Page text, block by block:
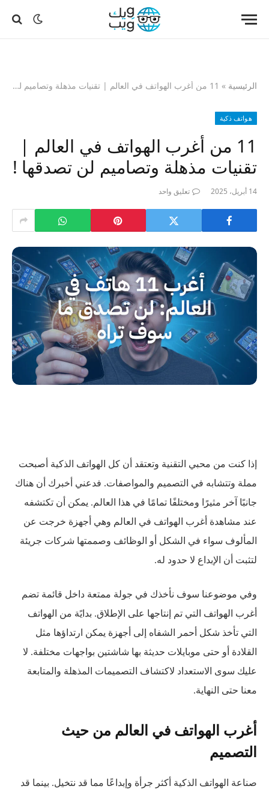
الرئيسية » 11 من أغرب الهواتف في العالم | تقنيات مذهلة وتصاميم لن تصدقها !
هواتف ذكية
11 من أغرب الهواتف في العالم |
تقنيات مذهلة وتصاميم لن تصدقها !
14 أبريل، 2025 تعليق واحد
إذا كنت من محبي التقنية وتعتقد أن كل الهواتف الذكية أصبحت
مملة وتتشابه في التصميم والمواصفات. فدعني أخبرك أن هناك
جانبًا آخر مثيرًا ومختلفًا تمامًا في هذا العالم. يمكن أن تكتشفه
عند مشاهدة أغرب الهواتف في العالم وهي أجهزة خرجت عن
المألوف سواء في الشكل أو الوظائف وصممتها شركات جريئة
لتثبت أن الإبداع لا حدود له.
وفي موضوعنا سوف نأخذك في جولة ممتعة داخل قائمة تضم
أغرب الهواتف التي تم إنتاجها على الإطلاق. بدايًة من الهواتف
التي تأخذ شكل أحمر الشفاه إلى أجهزة يمكن ارتداؤها مثل
القلادة أو حتى موبايلات حديثة بها شاشتين بواجهات مختلفة. لا
عليك سوى الاستعداد لاكتشاف التصميمات المذهلة والمتابعة
معنا حتى النهاية.
أغرب الهواتف في العالم من حيث
التصميم
صناعة الهواتف الذكية أكثر جرأة وإبداعًا مما قد نتخيل. بينما قد